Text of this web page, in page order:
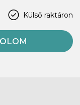
Külső raktáron